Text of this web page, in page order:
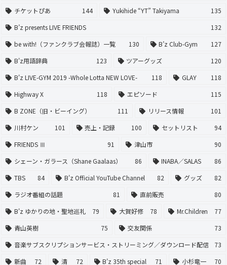
チケットぴあ
144 Yukihide “YT” Takiyama
135
B’z presents LIVE FRIENDS
132
be with!（ファンクラブ会報誌）一覧
130 B’z Club-Gym
127
B'z用語辞典
123 ツアーグッズ
120
B'z LIVE-GYM 2019 -Whole Lotta NEW LOVE-
118 GLAY
118
Highway X
118 エピソード
115
B ZONE（旧・ビーイング）
111 リリース情報
101
川村ケン
101 売上・記録 100 セットリスト
94
FRIENDS Ⅲ
91 津山市
90
シェーン・ガラース（Shane Gaalaas）
86 INABA／SALAS
86
TBS
84 B'z Official YouTube Channel 82 グッズ
82
ラジオ番組の話題
81 直前販売
80
B'z ゆかりの地・聖地巡礼
79 大賀好修 78 Mr.Children
77
青山英樹
75 交友関係
73
音楽サブスクリプションサービス・ストリーミング／ダウンロード配信
73
新曲
72 清 72 B'z 35th special 71 小杉竜一
70